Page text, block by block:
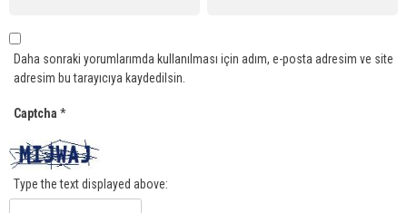
Daha sonraki yorumlarımda kullanılması için adım, e-posta adresim ve site
adresim bu tarayıcıya kaydedilsin.
Captcha *
Type the text displayed above: